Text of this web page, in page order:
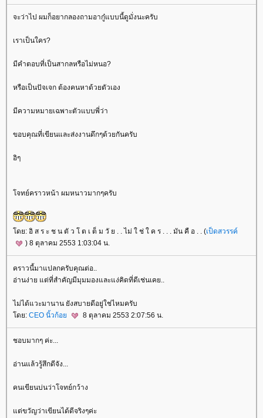
จะว่าไป ผมก็อยากลองถามอากู๋แบบนี้ดูมั่งนะครับ
เราเป็นใคร?
มีคำตอบที่เป็นสากลหรือไม่หนอ?
หรือเป็นปัจเจก ต้องคนหาด้วยตัวเอง
มีความหมายเฉพาะตัวแบบพี่ว่า
ขอบคุณที่เขียนและส่งงานดึกๆด้วยกันครับ
อิๆ
จทย์คราวหน้า ผมหนาวมากๆครับ
ดย: อิ ส ร ะ ช น ตั ว โ ต เ ต็ ม วั ย . . ไม่ ใ ช่ ใ ค ร . . . มัน คื อ . . (เป็ดสวรรค์
) 8 ตุลาคม 2553 1:03:04 น.
คราวนี้มาแปลกครับคุณต่อ..
อ่านง่าย แต่ที่สำคัญมีมุมมองและแง่คิดที่ดีเช่นเคย..
ไม่ได้แวะมานาน ยังสบายดีอยู่ใช่ไหมครับ
ดย: CEO นิ้วก้อ 8 ตุลาคม 2553 2:07:56 น.
ชอบมากๆ ค่ะ...
อ่านแล้วรู้สึกดีจัง...
คนเขียนบ่นว่าโจทย์กว้าง
ต่ขวัญว่าเขียนได้ดีจริงๆค่ะ